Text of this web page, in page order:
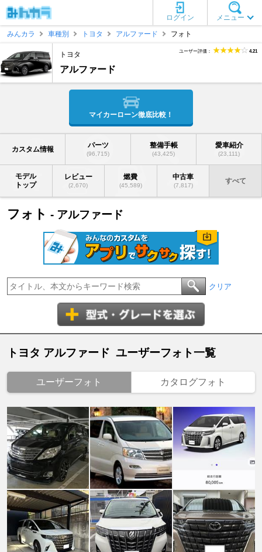
メニュー
ログイン
みんカラ
車種別 トヨタ アルファード フォト
トヨタ
アルファード
ユーザー評価： 4.21
マイカーローン徹底比較！
カスタム情報 パーツ
(96,715)
整備手帳
(43,425)
愛車紹介
(23,111)
モデル
トップ
レビュー
(2,670)
燃費
(45,589)
中古車
(7,817)
すべて
フォト - アルファード
クリア
トヨタ アルファード ユーザーフォト一覧
ユーザーフォト カタログフォト